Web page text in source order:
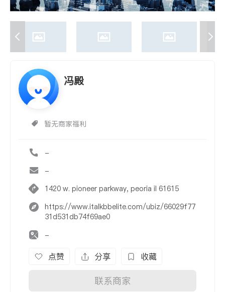
冯殿
暂无商家福利
-
-
1420 w. pioneer parkway, peoria il 61615
https://www.italkbbelite.com/ubiz/66029f77
31d531db74f69ae0
-
点赞 分享 收藏
联系商家